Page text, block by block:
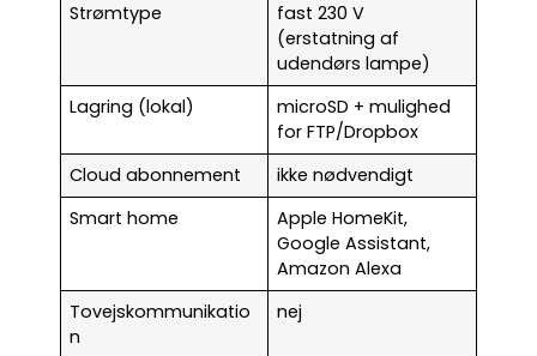
Strømtype
fast 230 V
(erstatning af
udendørs lampe)
Lagring (lokal)
microSD + mulighed
for FTP/Dropbox
Cloud abonnement
ikke nødvendigt
Smart home
Apple HomeKit,
Google Assistant,
Amazon Alexa
Tovejskommunikatio
n
nej